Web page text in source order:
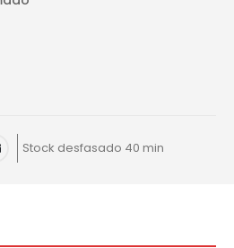
Stock desfasado 40 min